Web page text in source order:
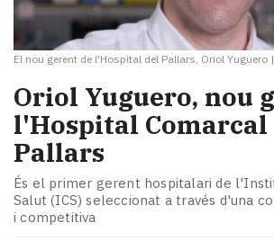
El
temps
Reportatges
Entrevistes
Enquestes
A
escena!
Dis
la
teva!
Subscriptors
El nou gerent de l'Hospital del Pallars, Oriol Yuguero |
​Oriol Yuguero, nou
l'Hospital Comarcal
Pallars
És el primer gerent hospitalari de
Salut (ICS) seleccionat a través d'una
i competitiva